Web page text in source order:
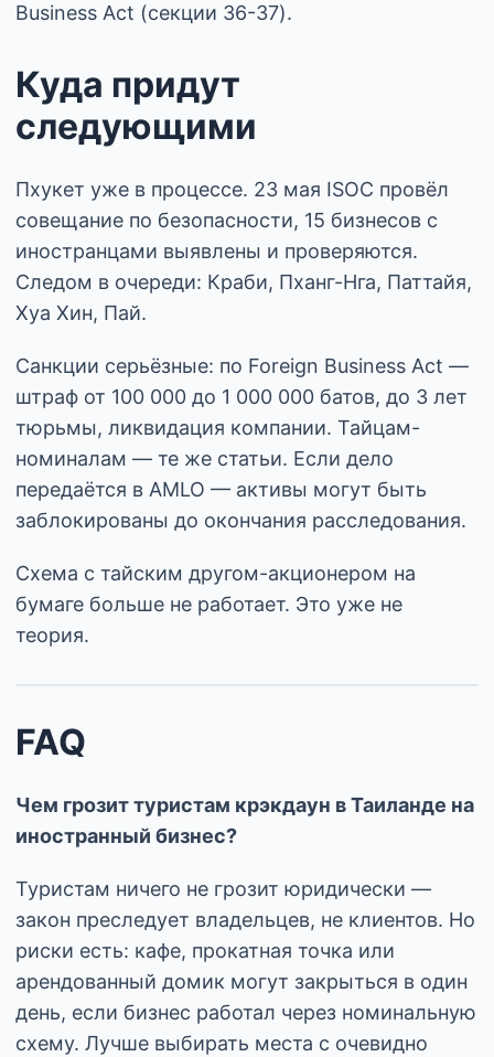
Business Act (секции 36-37).
Куда придут
следующими
Пхукет уже в процессе. 23 мая ISOC провёл
совещание по безопасности, 15 бизнесов с
иностранцами выявлены и проверяются.
Следом в очереди: Краби, Пханг-Нга, Паттайя,
Хуа Хин, Пай.
Санкции серьёзные: по Foreign Business Act —
штраф от 100 000 до 1 000 000 батов, до 3 лет
тюрьмы, ликвидация компании. Тайцам-
номиналам — те же статьи. Если дело
передаётся в AMLO — активы могут быть
заблокированы до окончания расследования.
Схема с тайским другом-акционером на
бумаге больше не работает. Это уже не
теория.
FAQ
Чем грозит туристам крэкдаун в Таиланде на
иностранный бизнес?
Туристам ничего не грозит юридически —
закон преследует владельцев, не клиентов. Но
риски есть: кафе, прокатная точка или
арендованный домик могут закрыться в один
день, если бизнес работал через номинальную
схему. Лучше выбирать места с очевидно